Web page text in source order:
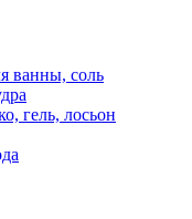
ванны, соль
гель, лосьон